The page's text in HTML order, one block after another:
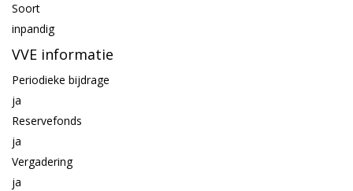
Soort
inpandig
VVE informatie
Periodieke bijdrage
ja
Reservefonds
ja
Vergadering
ja